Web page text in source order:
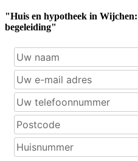
"Huis en hypotheek in
begeleiding"